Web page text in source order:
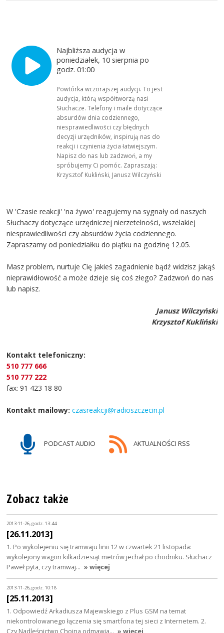
Najbliższa audycja w
poniedziałek, 10 sierpnia po
godz. 01:00
Powtórka wczorajszej audycji. To jest
audycja, którą współtworzą nasi
Słuchacze. Telefony i maile dotyczące
absurdów dnia codziennego,
niesprawiedliwości czy błędnych
decyzji urzędników, inspirują nas do
reakcji i czynienia życia łatwiejszym.
Napisz do nas lub zadzwoń, a my
spróbujemy Ci pomóc. Zapraszają:
Krzysztof Kukliński, Janusz Wilczyński
W 'Czasie reakcji' 'na żywo' reagujemy na sygnały od naszych
Słuchaczy dotyczące urzędniczej nierzetelności, wszelakiej
niesprawiedliwości czy absurdów życia codziennego.
Zapraszamy od poniedziałku do piątku na godzinę 12.05.
Masz problem, nurtuje Cię jakieś zagadnienie bądź widzisz jakąś
nieprawidłowość a może dzieje się coś złego? Zadzwoń do nas
lub napisz.
Janusz Wilczyński
Krzysztof Kukliński
Kontakt telefoniczny:
510 777 666
510 777 222
fax: 91 423 18 80
Kontakt mailowy: czasreakcji@radioszczecin.pl
PODCAST AUDIO AKTUALNOŚCI RSS
Zobacz także
2013-11-26, godz. 13:44
[26.11.2013]
1. Po wykolejeniu się tramwaju linii 12 w czwartek 21 listopada:
wykolejony wagon kilkadziesiąt metrów jechał po chodniku. Słuchacz
Paweł pyta, czy tramwaj… » więcej
2013-11-26, godz. 10:18
[25.11.2013]
1. Odpowiedź Arkadiusza Majewskiego z Plus GSM na temat
niekontrolowanego łączenia się smartfona tej sieci z Internetem. 2.
Czy Nadleśnictwo Chojna odmawia… » więcej